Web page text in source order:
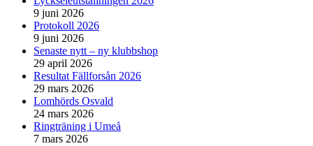
9 juni 2026
Protokoll 2026
9 juni 2026
Senaste nytt – ny klubbshop
29 april 2026
Resultat Fällforsån 2026
29 mars 2026
Lomhörds Osvald
24 mars 2026
Ringträning i Umeå
7 mars 2026